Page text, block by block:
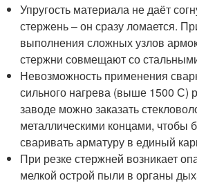
Упругость материала не даёт
стержень – он сразу ломается.
выполнения сложных узлов
стержни совмещают со
Невозможность применения
сильного нагрева (выше 1500 С)
заводе можно заказать
металлическими концами, чтобы
сваривать арматуру в единый
При резке стержней возникает
мелкой острой пыли в органы